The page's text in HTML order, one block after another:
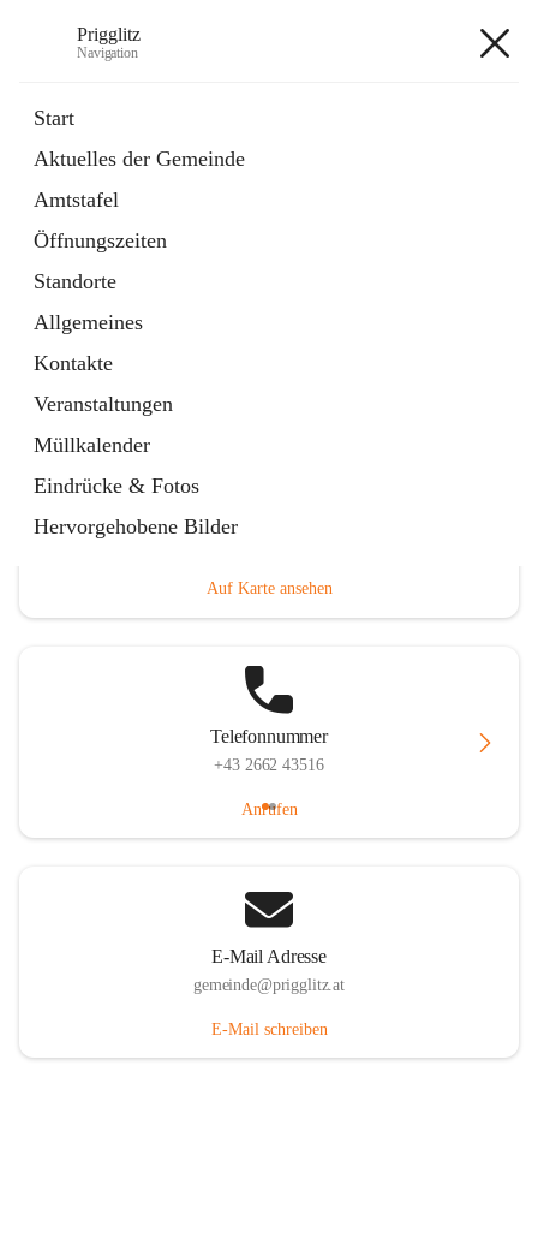
Prigglitz
Navigation
Start
Aktuelles der Gemeinde
Amtstafel
Öffnungszeiten
Standorte
Allgemeines
Kontakte
Veranstaltungen
Müllkalender
Eindrücke & Fotos
Hervorgehobene Bilder
Externe Webseite
in
Tab
Gemeindezeitung
Ordner
öffnet
in
neuem
Tab
Hauptadresse
Auf Karte ansehen
Telefonnummer
+43 2662 43516
Anrufen
E-Mail Adresse
gemeinde@prigglitz.at
E-Mail schreiben